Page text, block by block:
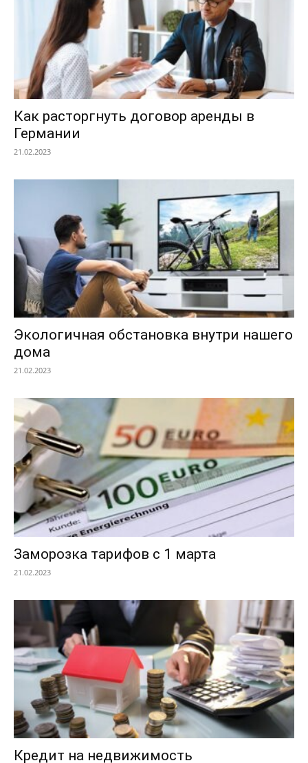
Как расторгнуть договор аренды в
Германии
21.02.2023
Экологичная обстановка внутри нашего
дома
21.02.2023
Заморозка тарифов с 1 марта
21.02.2023
Кредит на недвижимость